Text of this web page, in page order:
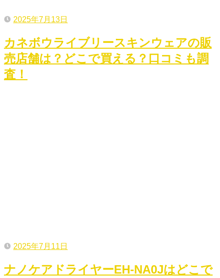
2025年7月13日
カネボウライブリースキンウェアの販
売店舗は？どこで買える？口コミも調
査！
2025年7月11日
ナノケアドライヤーEH-NA0Jはどこで